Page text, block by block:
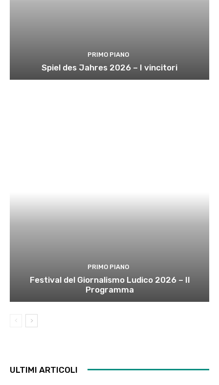
PRIMO PIANO
Spiel des Jahres 2026 – I vincitori
PRIMO PIANO
Festival del Giornalismo Ludico 2026 – Il
Programma
ULTIMI ARTICOLI